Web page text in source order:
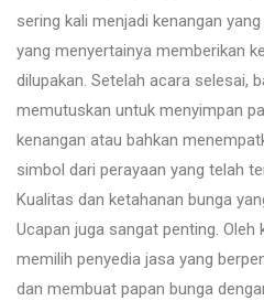
sering kali menjadi kenangan
yang menyertainya memberikan
dilupakan. Setelah acara selesai,
memutuskan untuk menyimpan
kenangan atau bahkan
simbol dari perayaan yang telah
Kualitas dan ketahanan bunga
Ucapan juga sangat penting. Oleh
memilih penyedia jasa yang
dan membuat papan bunga